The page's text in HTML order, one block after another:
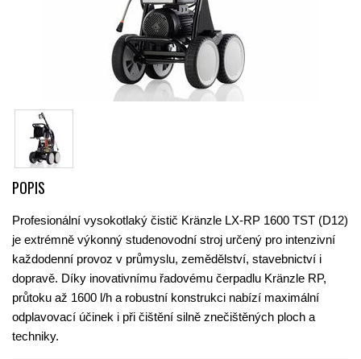
POPIS
Profesionální vysokotlaký čistič Kränzle LX-RP 1600 TST (D12)
je extrémně výkonný studenovodní stroj určený pro intenzivní
každodenní provoz v průmyslu, zemědělství, stavebnictví i
dopravě. Díky inovativnímu řadovému čerpadlu Kränzle RP,
průtoku až 1600 l/h a robustní konstrukci nabízí maximální
odplavovací účinek i při čištění silně znečištěných ploch a
techniky.